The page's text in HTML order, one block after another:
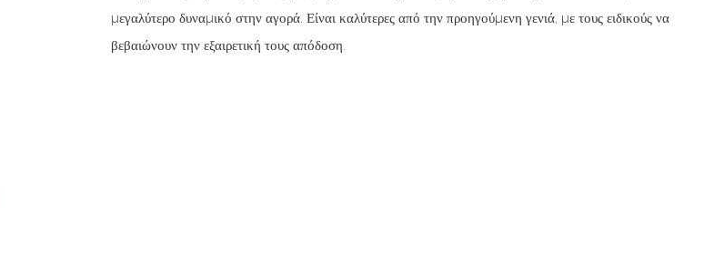
μεγαλύτερο δυναμικό στην αγορά. Είναι καλύτερες από την προηγούμενη γενιά, με τους ειδικούς να
βεβαιώνουν την εξαιρετική τους απόδοση.